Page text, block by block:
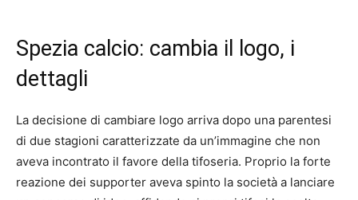
Spezia calcio: cambia il logo, i
dettagli
La decisione di cambiare logo arriva dopo una parentesi
di due stagioni caratterizzate da un’immagine che non
aveva incontrato il favore della tifoseria. Proprio la forte
reazione dei supporter aveva spinto la società a lanciare